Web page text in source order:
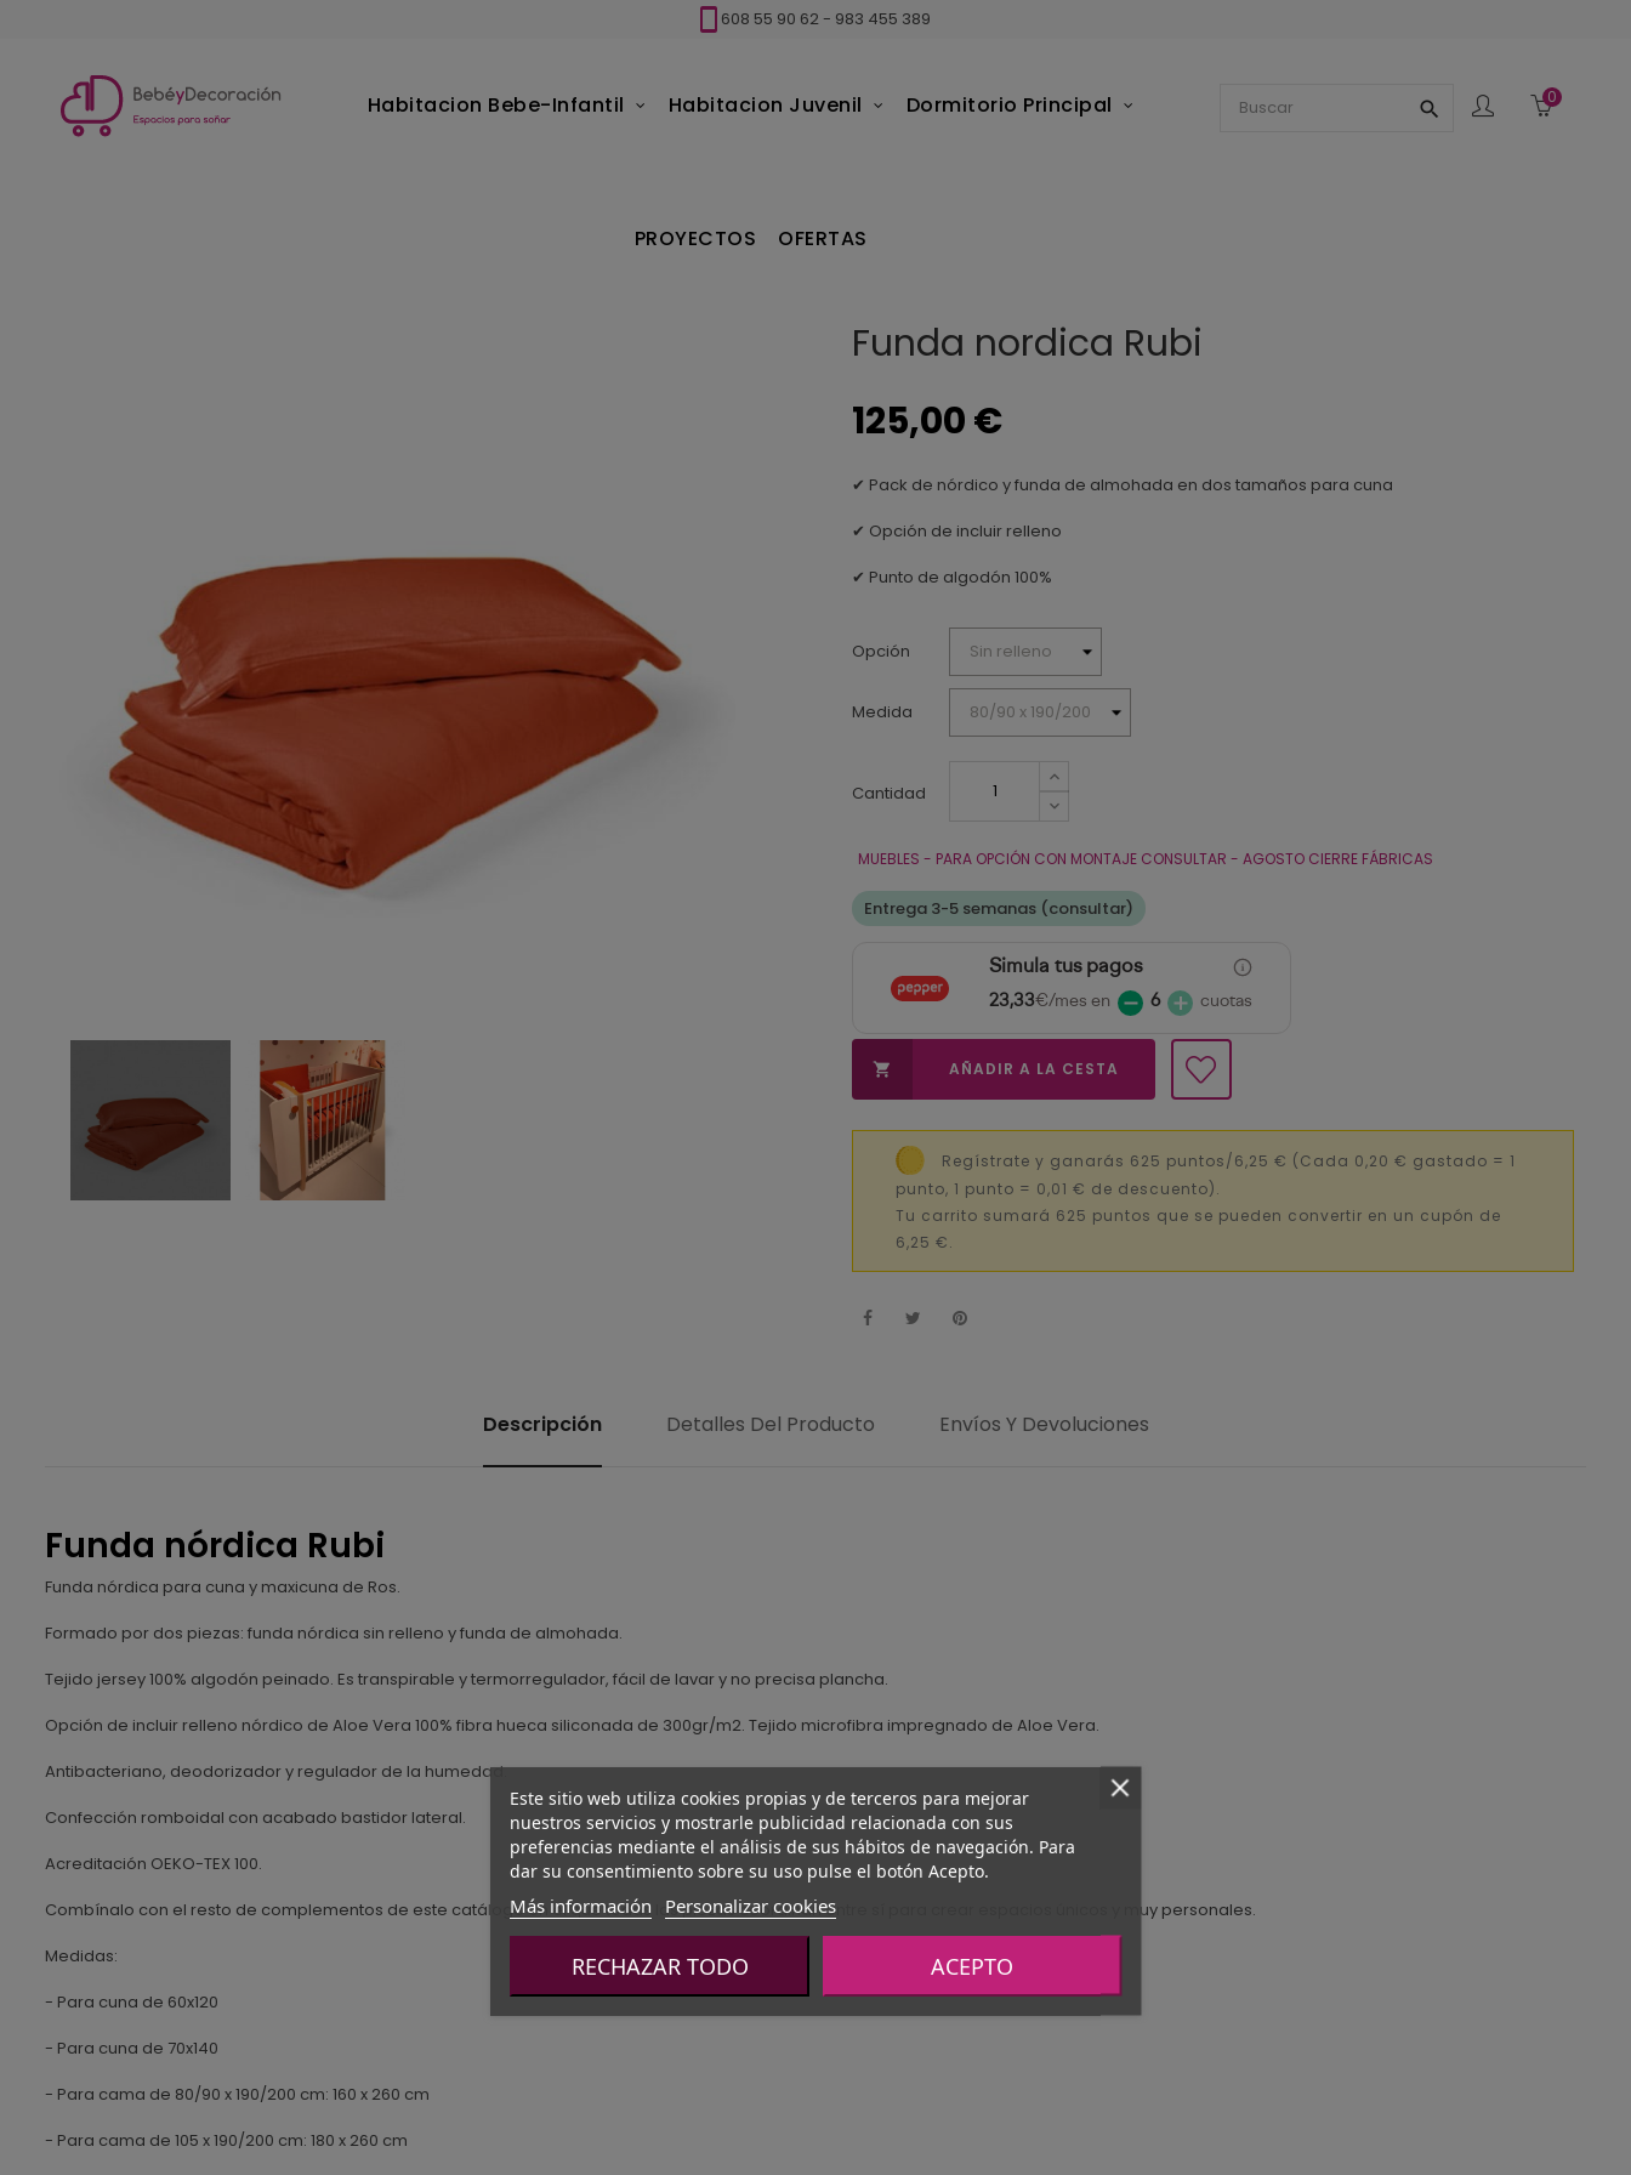
608 55 90 62 - 983 455 389
Habitacion Bebe-Infantil Habitacion Juvenil Dormitorio Principal
PROYECTOS OFERTAS
search
0
Funda nordica Rubi
125,00 €
✔ Pack de nórdico y funda de almohada en dos tamaños para cuna
✔ Opción de incluir relleno
✔ Punto de algodón 100%
Opción
Medida
Cantidad
MUEBLES - PARA OPCIÓN CON MONTAJE CONSULTAR - AGOSTO CIERRE FÁBRICAS
Entrega 3-5 semanas (consultar)
Simula tus pagos
23,33€/mes en 6 cuotas
 AÑADIR A LA CESTA
Regístrate y ganarás 625 puntos/6,25 € (Cada 0,20 € gastado = 1
punto, 1 punto = 0,01 € de descuento).
Tu carrito sumará 625 puntos que se pueden convertir en un cupón de
6,25 €.
Descripción Detalles Del Producto Envíos Y Devoluciones
Funda nórdica Rubi
Funda nórdica para cuna y maxicuna de Ros.
Formado por dos piezas: funda nórdica sin relleno y funda de almohada.
Tejido jersey 100% algodón peinado. Es transpirable y termorregulador, fácil de lavar y no precisa plancha.
Opción de incluir relleno nórdico de Aloe Vera 100% fibra hueca siliconada de 300gr/m2. Tejido microfibra impregnado de Aloe Vera.
Antibacteriano, deodorizador y regulador de la humedad.
Confección romboidal con acabado bastidor lateral.
Acreditación OEKO-TEX 100.
Combínalo con el resto de complementos de este catálogo en el que todas las piezas coordinan entre sí para crear espacios únicos y muy personales.
Medidas:
- Para cuna de 60x120
- Para cuna de 70x140
- Para cama de 80/90 x 190/200 cm: 160 x 260 cm
- Para cama de 105 x 190/200 cm: 180 x 260 cm
Este sitio web utiliza cookies propias y de terceros para mejorar
nuestros servicios y mostrarle publicidad relacionada con sus
preferencias mediante el análisis de sus hábitos de navegación. Para
dar su consentimiento sobre su uso pulse el botón Acepto.
Más información Personalizar cookies
RECHAZAR TODO ACEPTO